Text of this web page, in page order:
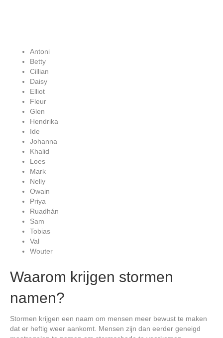
Antoni
Betty
Cillian
Daisy
Elliot
Fleur
Glen
Hendrika
Ide
Johanna
Khalid
Loes
Mark
Nelly
Owain
Priya
Ruadhán
Sam
Tobias
Val
Wouter
Waarom krijgen stormen
namen?
Stormen krijgen een naam om mensen meer bewust te maken
dat er heftig weer aankomt. Mensen zijn dan eerder geneigd